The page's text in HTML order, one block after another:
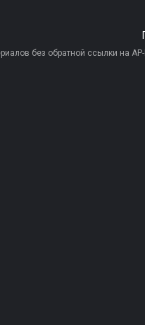
без обратной ссылки на